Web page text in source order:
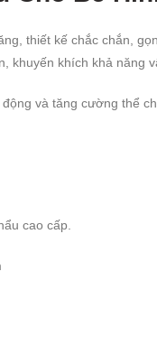
thiết kế chắc chắn,
khuyến khích khả năng
và tăng cường thể
cao cấp.